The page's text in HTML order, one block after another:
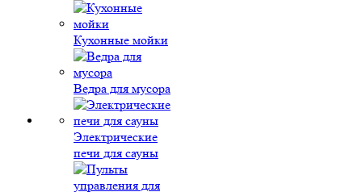
Кухонные мойки
Ведра для мусора
Электрические
печи для сауны